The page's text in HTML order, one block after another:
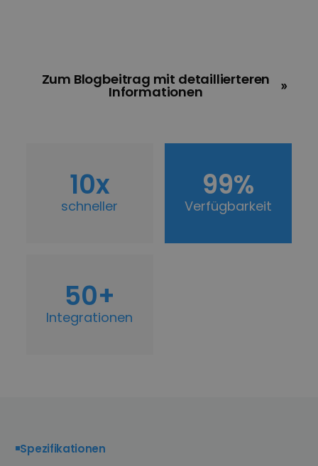
Zum Blogbeitrag mit detaillierteren
Informationen
10x
schneller
99%
Verfügbarkeit
50+
Integrationen
Spezifikationen